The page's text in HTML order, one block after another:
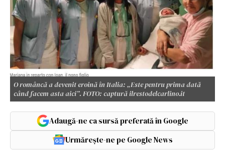
O româncă a devenit eroină în Italia: „Este pentru prima dată
când facem asta aici”. FOTO: captură ilrestodelcarlino.it
Adaugă-ne ca sursă preferată în Google
Urmărește-ne pe Google News